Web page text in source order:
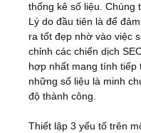
thống kê số liệu. Chúng
Lý do đầu tiên là để
ra tốt đẹp nhờ vào việc
chỉnh các chiến dịch
hợp nhất mang tính tiếp
những số liệu là minh
độ thành công.
Thiết lập 3 yếu tố trên